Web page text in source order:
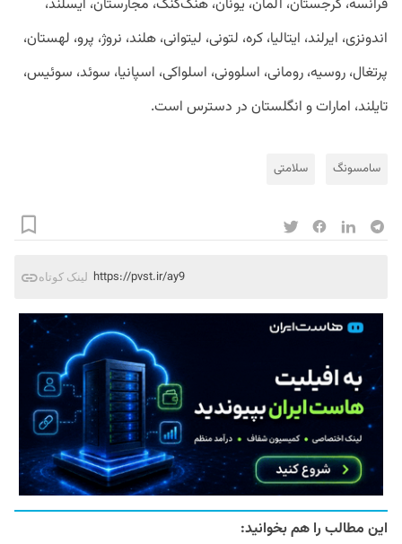
فرانسه، گرجستان، آلمان، یونان، هنگ‌کنگ، مجارستان، ایسلند،
اندونزی، ایرلند، ایتالیا، کره، لتونی، لیتوانی، هلند، نروژ، پرو، لهستان،
پرتغال، روسیه، رومانی، اسلوونی، اسلواکی، اسپانیا، سوئد، سوئیس،
تایلند، امارات و انگلستان در دسترس است.
سامسونگ سلامتی
لینک کوتاه https://pvst.ir/ay9
این مطالب را هم بخوانید: